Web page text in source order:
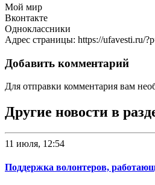
Мой мир
Вконтакте
Одноклассники
Адрес страницы: https://ufavesti.ru/
Добавить комментарий
Для отправки комментария вам
Другие новости в
11 июля, 12:54
Поддержка волонтеров,